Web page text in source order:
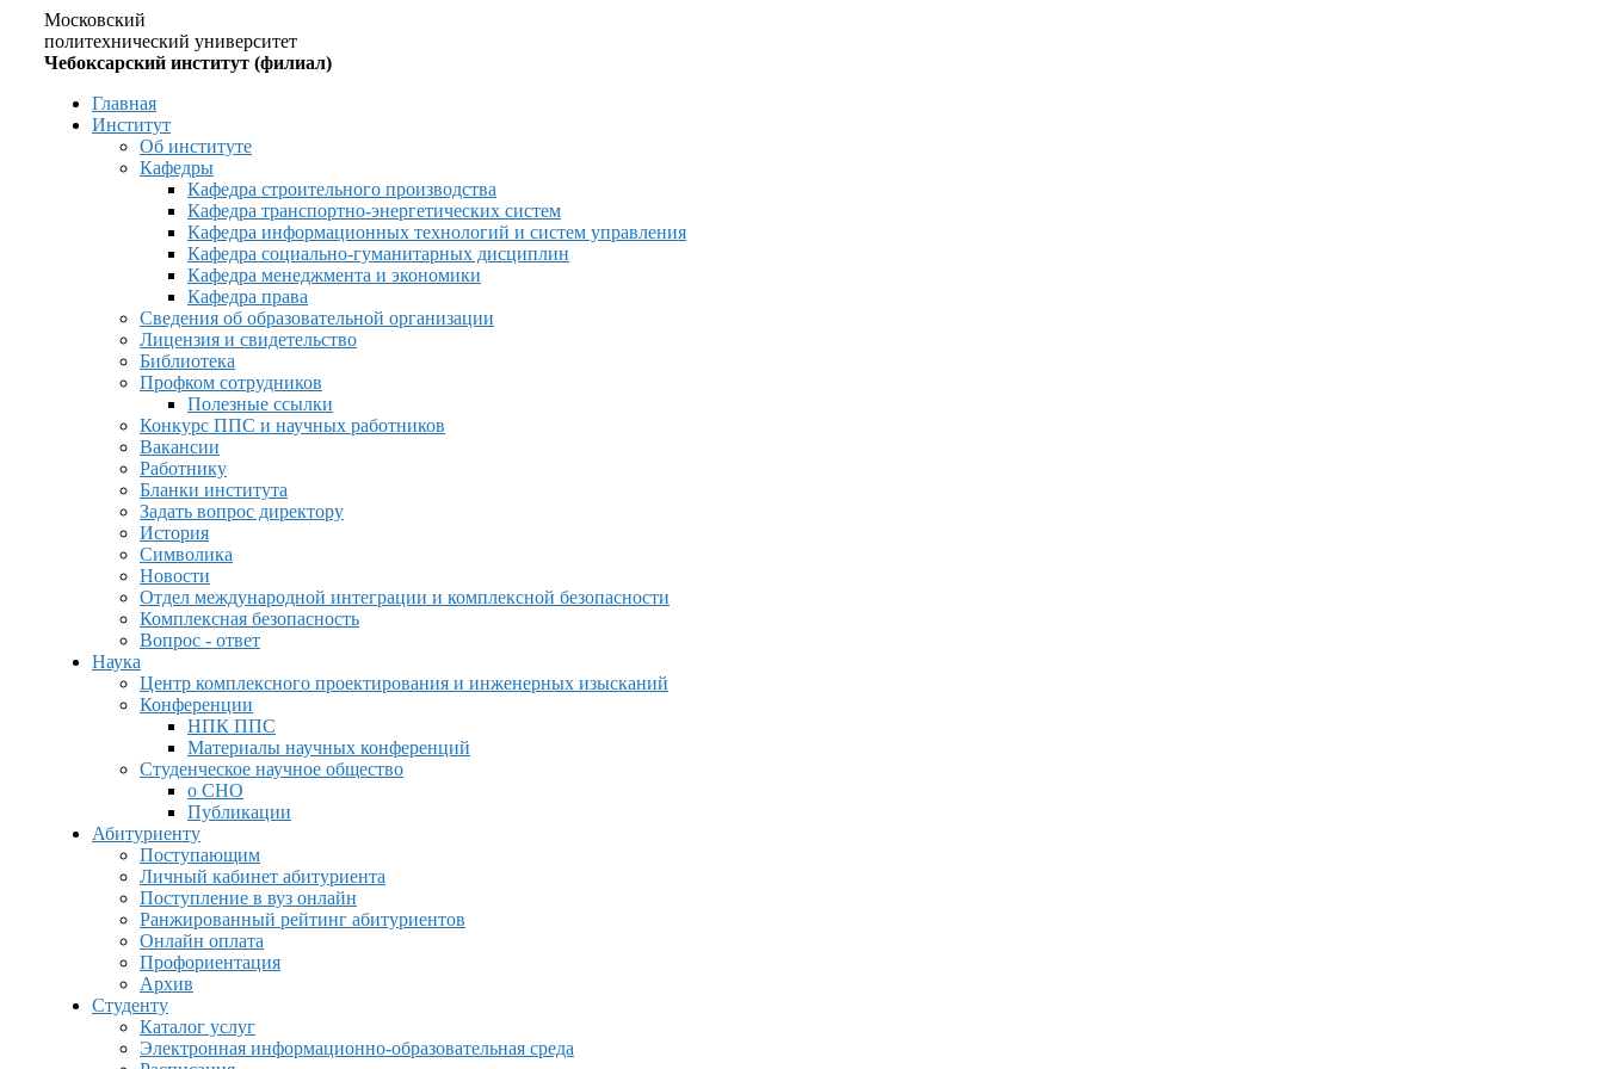
Московский
политехнический университет
Чебоксарский институт (филиал)
Главная
Институт
Об институте
Кафедры
Кафедра строительного производства
Кафедра транспортно-энергетических систем
Кафедра информационных технологий и систем управления
Кафедра социально-гуманитарных дисциплин
Кафедра менеджмента и экономики
Кафедра права
Сведения об образовательной организации
Лицензия и свидетельство
Библиотека
Профком сотрудников
Полезные ссылки
Конкурс ППС и научных работников
Вакансии
Работнику
Бланки института
Задать вопрос директору
История
Символика
Новости
Отдел международной интеграции и комплексной безопасности
Комплексная безопасность
Вопрос - ответ
Наука
Центр комплексного проектирования и инженерных изысканий
Конференции
НПК ППС
Материалы научных конференций
Студенческое научное общество
о СНО
Публикации
Абитуриенту
Поступающим
Личный кабинет абитуриента
Поступление в вуз онлайн
Ранжированный рейтинг абитуриентов
Онлайн оплата
Профориентация
Архив
Студенту
Каталог услуг
Электронная информационно-образовательная среда